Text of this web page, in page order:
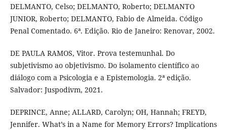
DELMANTO, Celso; DELMANTO, Roberto; DELMANTO
JUNIOR, Roberto; DELMANTO, Fabio de Almeida. Código
Penal Comentado. 6ª. Edição. Rio de Janeiro: Renovar, 2002.
DE PAULA RAMOS, Vitor. Prova testemunhal. Do
subjetivismo ao objetivismo. Do isolamento científico ao
diálogo com a Psicologia e a Epistemologia. 2ª edição.
Salvador: Juspodivm, 2021.
DEPRINCE, Anne; ALLARD, Carolyn; OH, Hannah; FREYD,
Jennifer. What’s in a Name for Memory Errors? Implications